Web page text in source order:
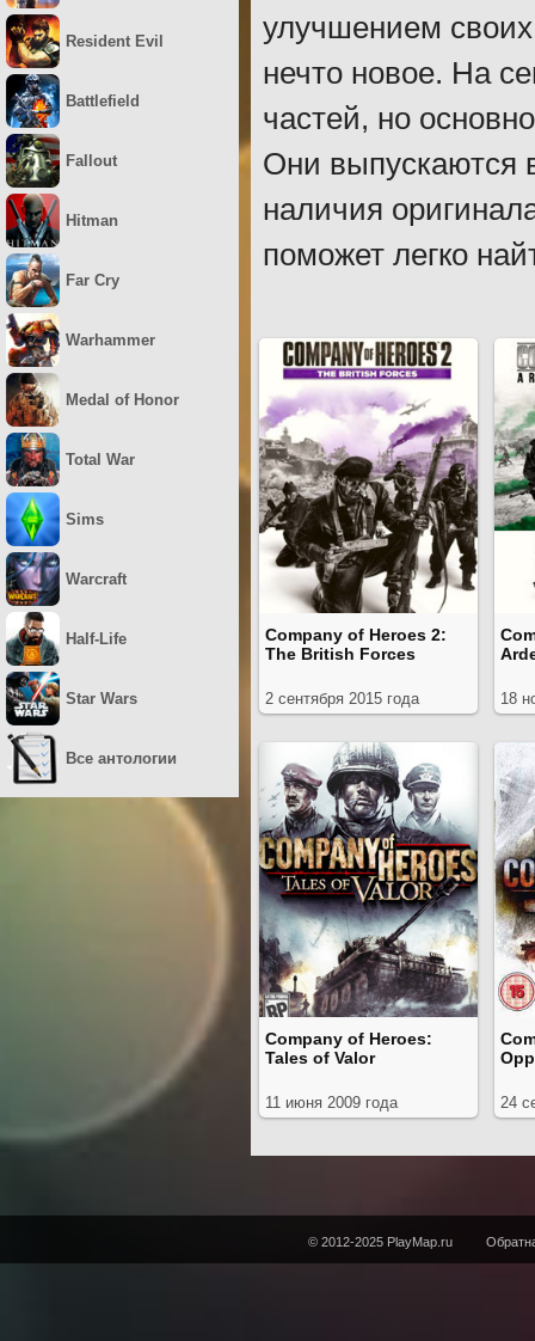
улучшением
нечто новое. На
частей, но
Они выпускаются
наличия
поможет легко
Company of Heroes 2:
The British Forces
2 сентября 2015 года 18
Company of Heroes:
Tales of Valor
11 июня 2009 года 24
Resident Evil
Battlefield
Fallout
Hitman
Far Cry
Warhammer
Medal of Honor
Total War
Sims
Warcraft
Half-Life
Star Wars
Все антологии
© 2012-2025 PlayMap.ru